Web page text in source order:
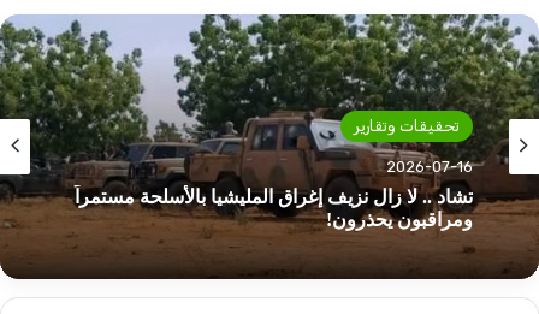
تحقيقات وتقارير
2026-07-15
تسويات الخرطوم.. مبادرات بولس إلى أين تتجه
بوصلة السودان!!